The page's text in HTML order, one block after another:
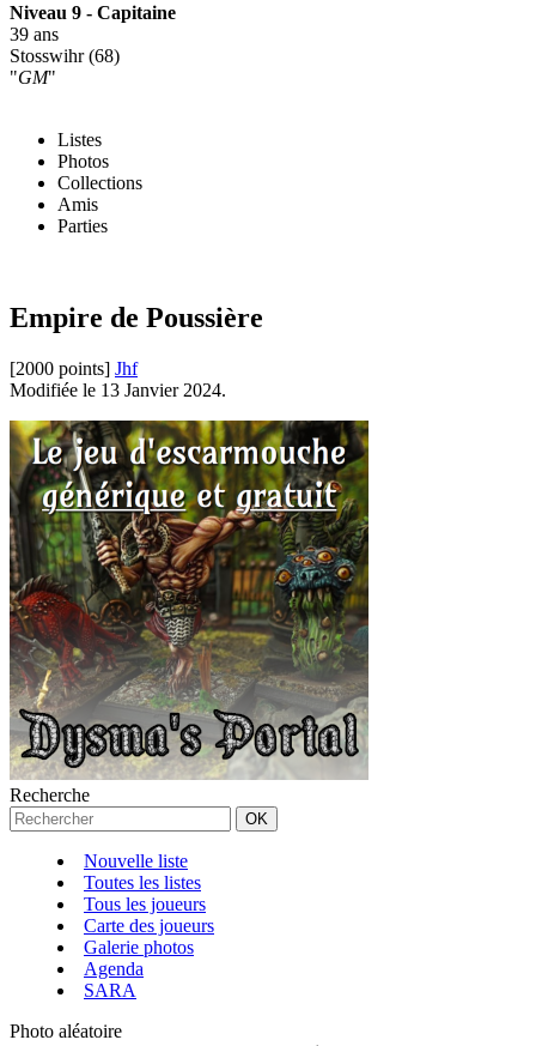
Niveau 9 - Capitaine
39 ans
Stosswihr (68)
"GM"
Listes
Photos
Collections
Amis
Parties
Empire de Poussière
[2000 points] Jhf
Modifiée le 13 Janvier 2024.
Recherche
Nouvelle liste
Toutes les listes
Tous les joueurs
Carte des joueurs
Galerie photos
Agenda
SARA
Photo aléatoire